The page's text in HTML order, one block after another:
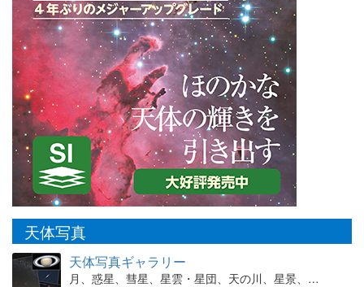
天体写真
天体写真ギャラリー
月、惑星、彗星、星雲・星団、天の川、星景、…